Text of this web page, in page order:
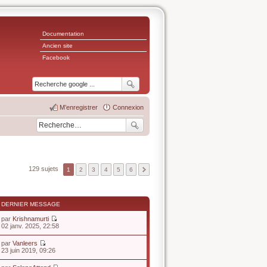
Documentation
Ancien site
Facebook
Connexion
M’enregistrer
129 sujets 1 2 3 4 5 6
DERNIER MESSAGE
par Krishnamurti
V
e
02 janv. 2025, 22:58
par Vanleers
V
23 juin 2019, 09:26